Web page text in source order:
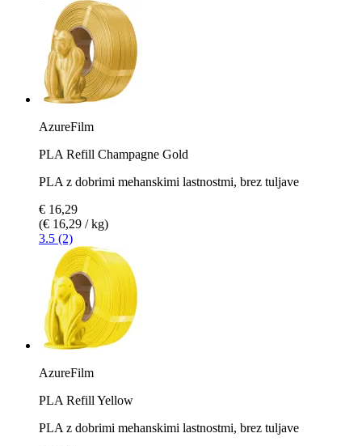
AzureFilm
PLA Refill Champagne Gold
PLA z dobrimi mehanskimi lastnostmi, brez tuljave
€ 16,29
(€ 16,29 / kg)
3.5 (2)
AzureFilm
PLA Refill Yellow
PLA z dobrimi mehanskimi lastnostmi, brez tuljave